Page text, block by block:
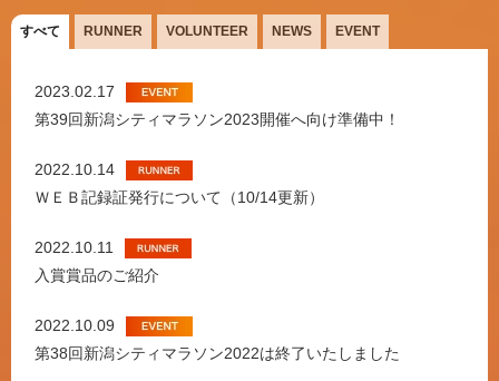
すべて RUNNER VOLUNTEER NEWS EVENT
2023.02.17
第39回新潟シティマラソン2023開催へ向け準備中！
2022.10.14
ＷＥＢ記録証発行について（10/14更新）
2022.10.11
入賞賞品のご紹介
2022.10.09
第38回新潟シティマラソン2022は終了いたしました